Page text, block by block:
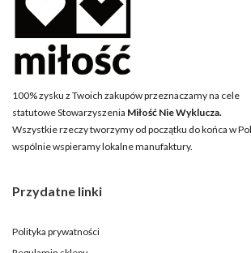
100% zysku z Twoich zakupów przeznaczamy na cele
statutowe Stowarzyszenia Miłość Nie Wyklucza.
Wszystkie rzeczy tworzymy od początku do końca w
wspólnie wspieramy lokalne manufaktury.
Przydatne linki
Polityka prywatności